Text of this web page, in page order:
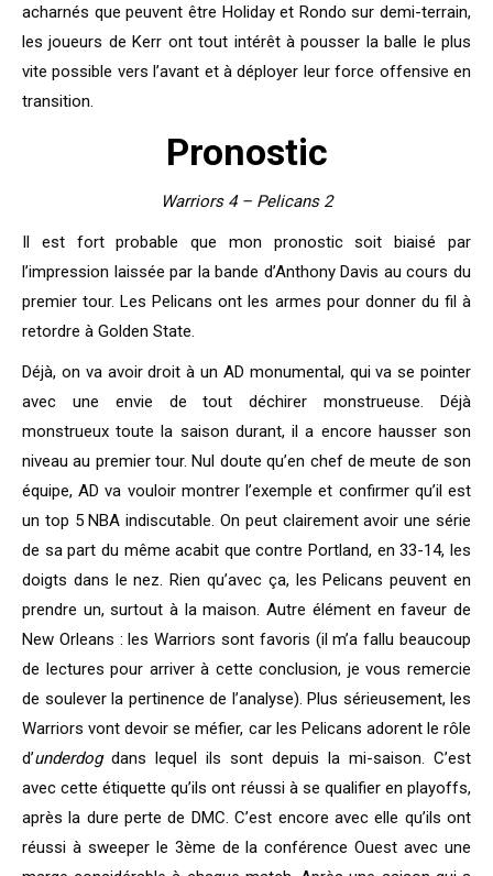
acharnés que peuvent être Holiday et Rondo sur demi-terrain,
les joueurs de Kerr ont tout intérêt à pousser la balle le plus
vite possible vers l’avant et à déployer leur force offensive en
transition.
Pronostic
Warriors 4 – Pelicans 2
Il est fort probable que mon pronostic soit biaisé par
l’impression laissée par la bande d’Anthony Davis au cours du
premier tour. Les Pelicans ont les armes pour donner du fil à
retordre à Golden State.
Déjà, on va avoir droit à un AD monumental, qui va se pointer
avec une envie de tout déchirer monstrueuse. Déjà
monstrueux toute la saison durant, il a encore hausser son
niveau au premier tour. Nul doute qu’en chef de meute de son
équipe, AD va vouloir montrer l’exemple et confirmer qu’il est
un top 5 NBA indiscutable. On peut clairement avoir une série
de sa part du même acabit que contre Portland, en 33-14, les
doigts dans le nez. Rien qu’avec ça, les Pelicans peuvent en
prendre un, surtout à la maison. Autre élément en faveur de
New Orleans : les Warriors sont favoris (il m’a fallu beaucoup
de lectures pour arriver à cette conclusion, je vous remercie
de soulever la pertinence de l’analyse). Plus sérieusement, les
Warriors vont devoir se méfier, car les Pelicans adorent le rôle
d’underdogdans lequel ils sont depuis la mi-saison. C’est
avec cette étiquette qu’ils ont réussi à se qualifier en playoffs,
après la dure perte de DMC. C’est encore avec elle qu’ils ont
réussi à sweeper le 3ème de la conférence Ouest avec une